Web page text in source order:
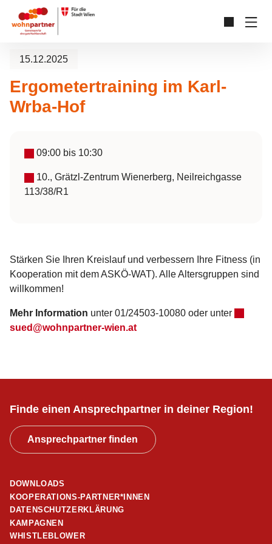
Zum Hauptinhalt springen
Skip to page footer
15.12.2025
Ergometertraining im Karl-
Wrba-Hof
09:00 bis 10:30
10., Grätzl-Zentrum Wienerberg, Neilreichgasse
113/38/R1
Stärken Sie Ihren Kreislauf und verbessern Ihre Fitness (in
Kooperation mit dem ASKÖ-WAT). Alle Altersgruppen sind
willkommen!
Mehr Information unter 01/24503-10080 oder unter
sued@wohnpartner-wien.at
Finde einen Ansprechpartner in deiner Region!
Ansprechpartner finden
DOWNLOADS
KOOPERATIONS-PARTNER*INNEN
DATENSCHUTZERKLÄRUNG
KAMPAGNEN
WHISTLEBLOWER